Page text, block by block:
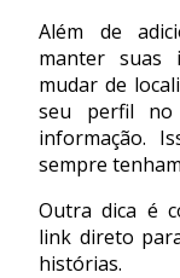
Além de
manter suas
mudar de
seu perfil
informação.
sempre
Outra dica é
link direto
histórias.